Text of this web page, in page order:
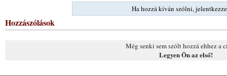
Ha hozzá kíván szólni,
Hozzászólások
Még senki sem szólt hozzá ehhez a
Legyen Ön az első!